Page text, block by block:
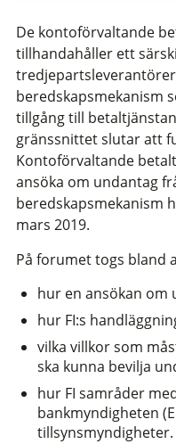
De kontoförvaltande
tillhandahåller ett
beredskapsmekanism
tillgång till
gränssnittet slutar att
Kontoförvaltande
ansöka om undantag
beredskapsmekanism
mars 2019.
På forumet togs bland
hur en ansökan om
hur FI:s
vilka villkor som
ska kunna bevilja
hur FI samråder
bankmyndigheten
tillsynsmyndigheter.